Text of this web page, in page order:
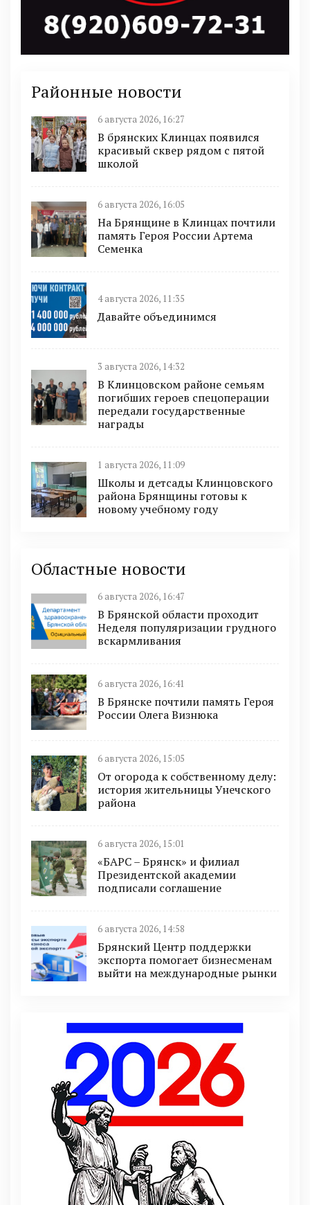
Районные новости
6 августа 2026, 16:27
В брянских Клинцах появился
красивый сквер рядом с пятой
школой
6 августа 2026, 16:05
На Брянщине в Клинцах почтили
память Героя России Артема
Семенка
4 августа 2026, 11:35
Давайте объединимся
3 августа 2026, 14:32
В Клинцовском районе семьям
погибших героев спецоперации
передали государственные
награды
1 августа 2026, 11:09
Школы и детсады Клинцовского
района Брянщины готовы к
новому учебному году
Областные новости
6 августа 2026, 16:47
В Брянской области проходит
Неделя популяризации грудного
вскармливания
6 августа 2026, 16:41
В Брянске почтили память Героя
России Олега Визнюка
6 августа 2026, 15:05
От огорода к собственному делу:
история жительницы Унечского
района
6 августа 2026, 15:01
«БАРС – Брянск» и филиал
Президентской академии
подписали соглашение
6 августа 2026, 14:58
Брянский Центр поддержки
экспорта помогает бизнесменам
выйти на международные рынки